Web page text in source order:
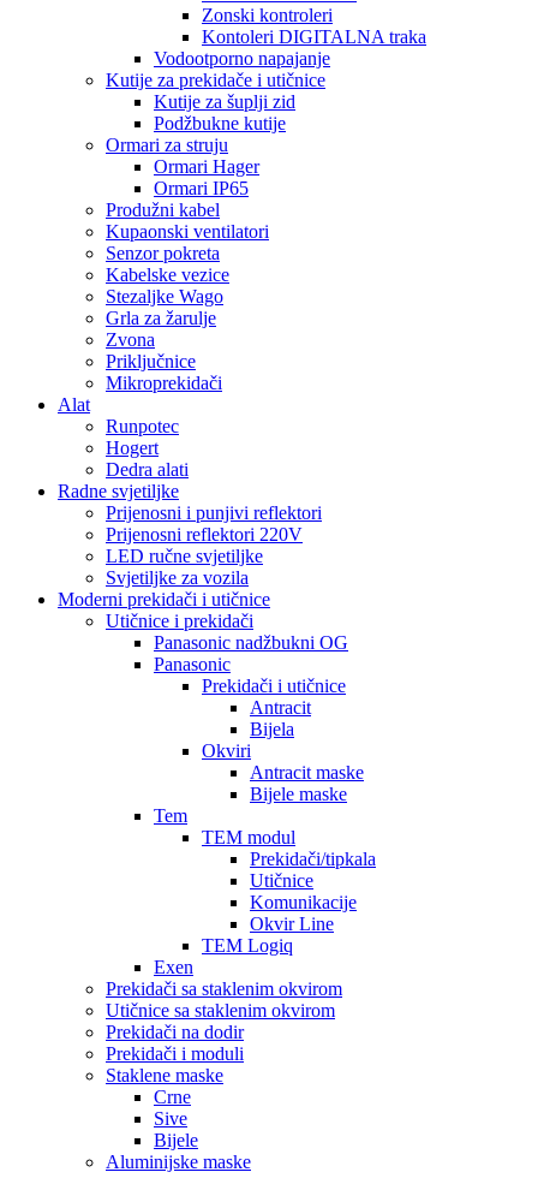
Zonski kontroleri
Kontoleri DIGITALNA traka
Vodootporno napajanje
Kutije za prekidače i utičnice
Kutije za šuplji zid
Podžbukne kutije
Ormari za struju
Ormari Hager
Ormari IP65
Produžni kabel
Kupaonski ventilatori
Senzor pokreta
Kabelske vezice
Stezaljke Wago
Grla za žarulje
Zvona
Priključnice
Mikroprekidači
Alat
Runpotec
Hogert
Dedra alati
Radne svjetiljke
Prijenosni i punjivi reflektori
Prijenosni reflektori 220V
LED ručne svjetiljke
Svjetiljke za vozila
Moderni prekidači i utičnice
Utičnice i prekidači
Panasonic nadžbukni OG
Panasonic
Prekidači i utičnice
Antracit
Bijela
Okviri
Antracit maske
Bijele maske
Tem
TEM modul
Prekidači/tipkala
Utičnice
Komunikacije
Okvir Line
TEM Logiq
Exen
Prekidači sa staklenim okvirom
Utičnice sa staklenim okvirom
Prekidači na dodir
Prekidači i moduli
Staklene maske
Crne
Sive
Bijele
Aluminijske maske